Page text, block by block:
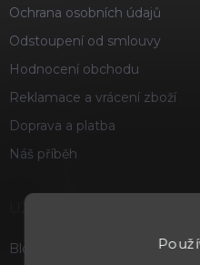
Ochrana osobních údajů
Odstoupení od smlouvy
Hodnocení obchodu
Reklamace a vrácení zboží
Doprava a platba
Náš příběh
Blog